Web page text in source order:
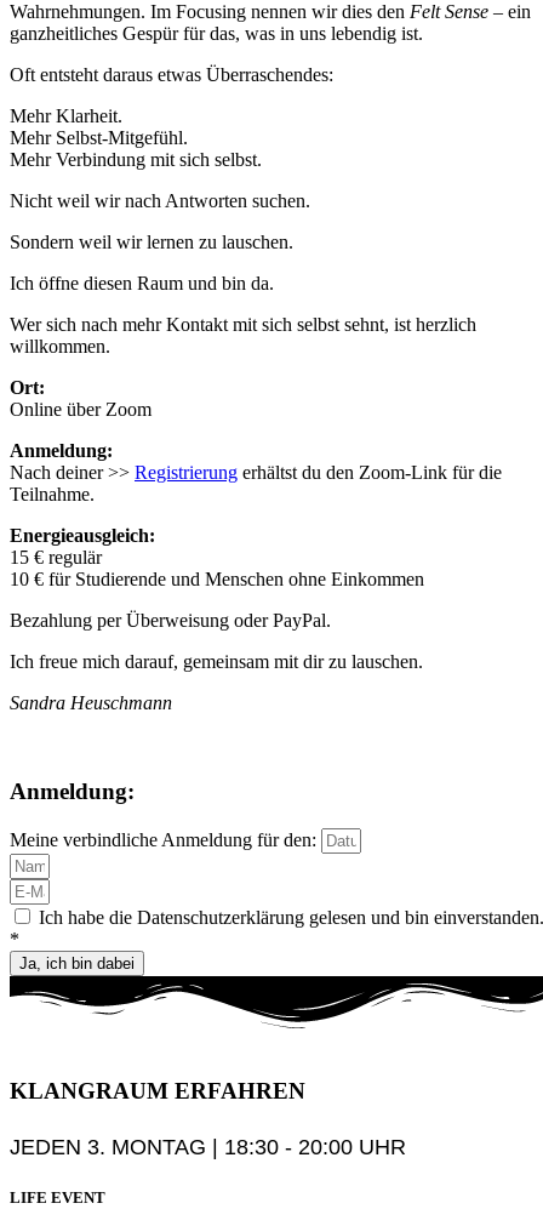
Wahrnehmungen. Im Focusing nennen wir dies den Felt Sense – ein
ganzheitliches Gespür für das, was in uns lebendig ist.
Oft entsteht daraus etwas Überraschendes:
Mehr Klarheit.
Mehr Selbst-Mitgefühl.
Mehr Verbindung mit sich selbst.
Nicht weil wir nach Antworten suchen.
Sondern weil wir lernen zu lauschen.
Ich öffne diesen Raum und bin da.
Wer sich nach mehr Kontakt mit sich selbst sehnt, ist herzlich
willkommen.
Ort:
Online über Zoom
Anmeldung:
Nach deiner >> Registrierung erhältst du den Zoom-Link für die
Teilnahme.
Energieausgleich:
15 € regulär
10 € für Studierende und Menschen ohne Einkommen
Bezahlung per Überweisung oder PayPal.
Ich freue mich darauf, gemeinsam mit dir zu lauschen.
Sandra Heuschmann
Anmeldung:
Meine verbindliche Anmeldung für den:
Ich habe die Datenschutzerklärung gelesen und bin einverstanden.
*
Ja, ich bin dabei
KLANGRAUM ERFAHREN
JEDEN 3. MONTAG | 18:30 - 20:00 UHR
LIFE EVENT